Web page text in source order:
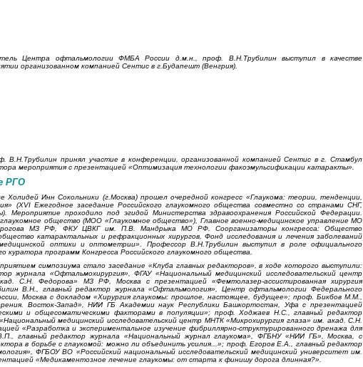
Центра офтальмологии ФМБА России д.м.н., проф. В.Н.Трубилин выступил в качестве
организованном компанией Сентис в г.Будапешт (Венгрия).
В.Н.Трубилин принял участие в конференции, организованной компанией Сентис в г. Стамбул
мероприятия с презентацией «Оптимизация технологии факоэмульсификации катаракты».
РГО
Инн Сокольники (г.Москва) прошел очередной конгресс «Глаукома: теории, тенденции,
(XVI Ежегодное заседание Российского глаукомного общества совместно со странами СНГ,
Мероприятие проходило под эгидой Министерства здравоохранения Российской Федерации.
общество (МОО «Глаукомное общество»), Главное военно-медицинское управление МО
МЗ РФ, ФКУ ЦВКГ им. П.В. Мандрыка МО РФ. Соорганизаторы конгресса: Общество
катарактальных и рефракционных хирургов, Фонд исследования и лечения заболеваний
оптики и оптометрии». Профессор В.Н.Трубилин выступил в роле официального
куратора программ Конгресса Российского глаукомного общества.
симпозиума стало заседание «Клуба главных редакторов», в ходе которого выступили:
журнала «Офтальмохирургия», ФГАУ «Национальный медицинский исследовательский центр
С.Н. Федорова» МЗ РФ, Москва с презентацией «Фемтолазер-ассистированная хирургия
В.Н., главный редактор журнала «Офтальмология», Центр офтальмологии Федерального
Москва с докладом «Хирургия глаукомы: прошлое, настоящее, будущее»; проф. Бикбов М.М.,
Восток-Запад», НИИ ГБ Академии наук Республики Башкортостан, Уфа с презентацией
и общесоматическими факторами в популяции»; проф. Ходжаев Н.С., главный редактор
медицинский исследовательский центр МНТК «Микрохирургия глаза» им. акад. С.Н.
«Разработка и экспериментальное изучение фибриллярно-структурированного дренажа для
главный редактор журнала «Национальный журнал глаукома», ФГБНУ «НИИ ГБ», Москва, с
в борьбе с глаукомой: можно ли объединить усилия...»; проф. Егоров Е.А., главный редактор
ФГБОУ ВО «Российский национальный исследовательский медицинский университет им.
«Медикаментозное лечение глаукомы: от старта к финишу дорога длинная?».